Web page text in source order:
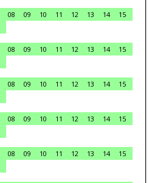
08 09 10 11 12 13 14
15
08 09 10 11 12 13 14
15
08 09 10 11 12 13 14
15
08 09 10 11 12 13 14
15
08 09 10 11 12 13 14
15